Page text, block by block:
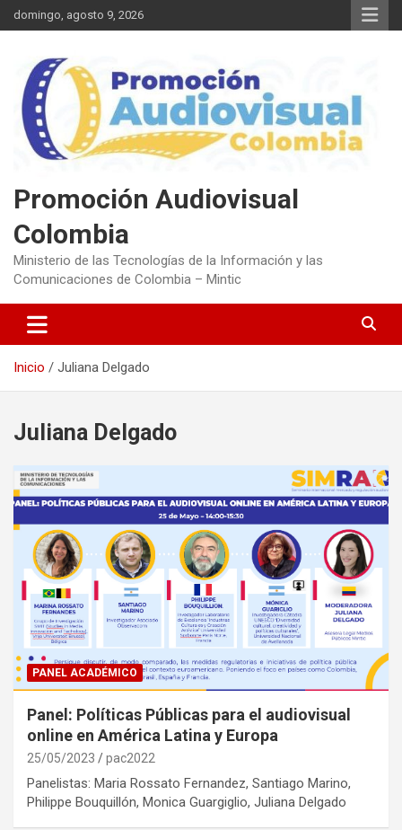
Saltar
al
domingo, agosto 9, 2026
Promoción Audiovisual
Colombia
Ministerio de las Tecnologías de la Información y las
Comunicaciones de Colombia – Mintic
Inicio Juliana Delgado
Juliana Delgado
PANEL ACADÉMICO
Panel: Políticas Públicas para el audiovisual
online en América Latina y Europa
25/05/2023 pac2022
Panelistas: Maria Rossato Fernandez, Santiago Marino,
Philippe Bouquillón, Monica Guargiglio, Juliana Delgado